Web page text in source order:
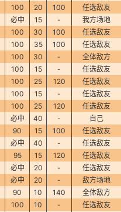
100 20 100
任选敌友
必中 15 -
我方场地
100 30 100
任选敌友
100 35 100
任选敌友
100 30 -
全体敌方
100 15 -
任选敌友
100 25 120
任选敌友
100 15 -
任选敌友
100 25 120
任选敌友
必中 40 -
自己
90 15 100
任选敌友
必中 40 -
任选敌友
95 15 120
任选敌友
必中 20 -
任选敌友
必中 20 -
敌方场地
90 10 140
全体敌方
100 10 -
任选敌友